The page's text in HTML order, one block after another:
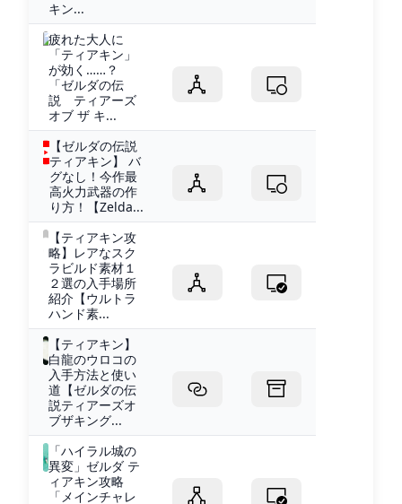
キン...
疲れた大人に
「ティアキン」
が効く……？
「ゼルダの伝
説 ティアーズ
オブ ザ キ...
【ゼルダの伝説
ティアキン】 バ
グなし！今作最
高火力武器の作
り方！【Zelda...
【ティアキン攻
略】レアなスク
ラビルド素材１
２選の入手場所
紹介【ウルトラ
ハンド素...
【ティアキン】
白龍のウロコの
入手方法と使い
道【ゼルダの伝
説ティアーズオ
ブザキング...
「ハイラル城の
異変」ゼルダ テ
ィアキン攻略
「メインチャレ